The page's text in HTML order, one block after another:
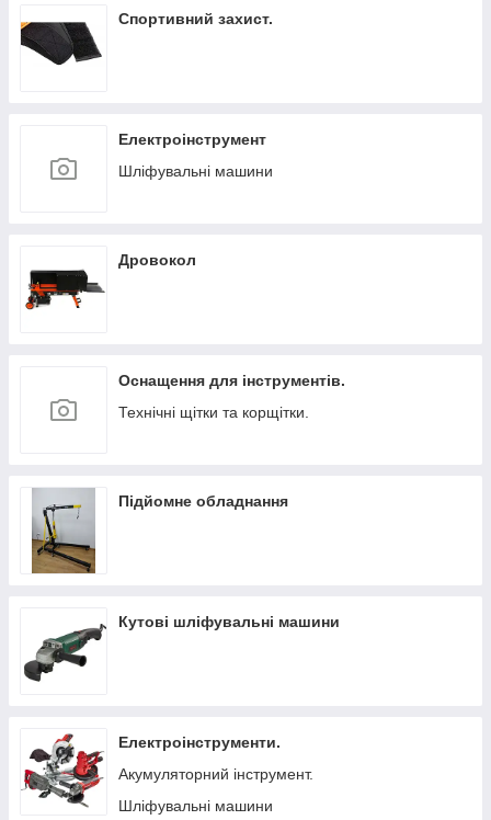
Спортивний захист.
Електроінструмент
Шліфувальні машини
Дровокол
Оснащення для інструментів.
Технічні щітки та корщітки.
Підйомне обладнання
Кутові шліфувальні машини
Електроінструменти.
Акумуляторний інструмент.
Шліфувальні машини